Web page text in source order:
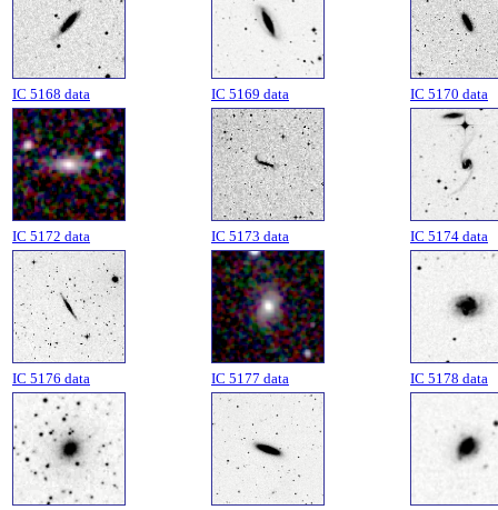
IC 5168 data IC 5169 data IC 5170 data
IC 5172 data IC 5173 data IC 5174 data
IC 5176 data IC 5177 data IC 5178 data